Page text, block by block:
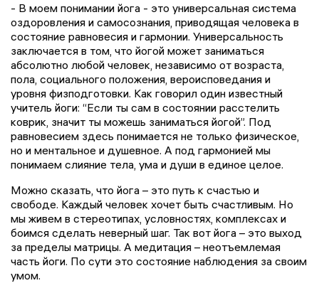
- В моем понимании йога - это универсальная система
оздоровления и самосознания, приводящая человека в
состояние равновесия и гармонии. Универсальность
заключается в том, что йогой может заниматься
абсолютно любой человек, независимо от возраста,
пола, социального положения, вероисповедания и
уровня физподготовки. Как говорил один известный
учитель йоги: “Если ты сам в состоянии расстелить
коврик, значит ты можешь заниматься йогой”. Под
равновесием здесь понимается не только физическое,
но и ментальное и душевное. А под гармонией мы
понимаем слияние тела, ума и души в единое целое.
Можно сказать, что йога – это путь к счастью и
свободе. Каждый человек хочет быть счастливым. Но
мы живем в стереотипах, условностях, комплексах и
боимся сделать неверный шаг. Так вот йога – это выход
за пределы матрицы. А медитация – неотъемлемая
часть йоги. По сути это состояние наблюдения за своим
умом.